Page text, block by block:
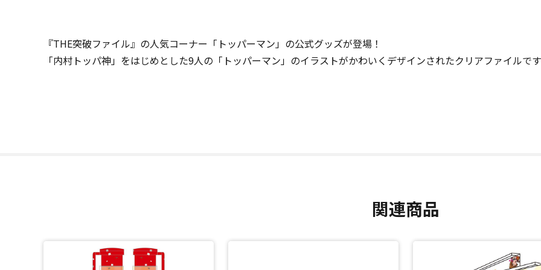
『THE突破ファイル』の人気コーナー「トッパーマン」の公式グッズが登場！
「内村トッパ神」をはじめとした9人の「トッパーマン」のイラストがかわいくデザインされたクリアファイルで
関連商品